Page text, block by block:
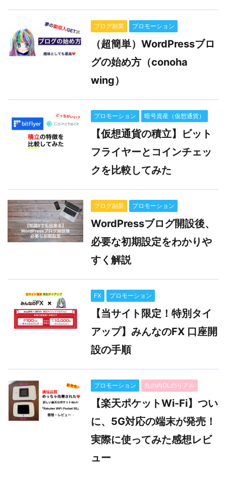
ブログ副業 プロモーション
（超簡単）WordPressブロ
グの始め方（conoha
wing）
プロモーション 暗号資産（仮想通貨）
【仮想通貨の積立】ビット
フライヤーとコインチェッ
クを比較してみた
ブログ副業 プロモーション
WordPressブログ開設後、
必要な初期設定をわかりや
すく解説
FX プロモーション
【当サイト限定！特別タイ
アップ】みんなのFX 口座開
設の手順
プロモーション 丸の内OLのリアル
【楽天ポケットWi-Fi】つい
に、5G対応の端末が発売！
実際に使ってみた感想レビ
ュー